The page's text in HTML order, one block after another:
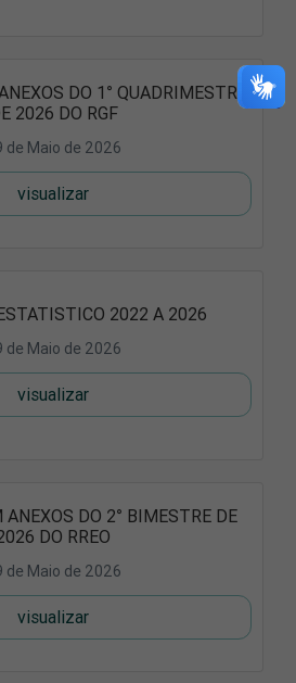
DO 1° QUADRIMESTRE
2026 DO RGF
de Maio de 2026
visualizar
2022 A 2026
de Maio de 2026
visualizar
ANEXOS DO 2° BIMESTRE DE
DO RREO
de Maio de 2026
visualizar